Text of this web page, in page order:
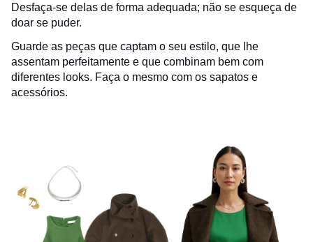
Desfaça-se delas de forma adequada; não se esqueça de
doar se puder.
Guarde as peças que captam o seu estilo, que lhe
assentam perfeitamente e que combinam bem com
diferentes looks. Faça o mesmo com os sapatos e
acessórios.